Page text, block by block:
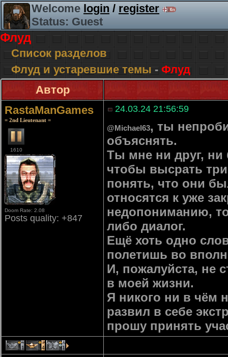
Welcome login/register
Status: Guest
Флуд
Список разделов
Флуд и устаревшие темы- Флуд
Автор
RastaManGames
= 2nd Lieutenant =
1610
Doom Rate: 2.08
Posts quality: +847
24.03.24 21:56:59
@Michael63, ты
объяснять.
Ты мне ни друг, ни
чтобы высрать
понять, что они
относятся к уже
недопониманию,
либо диалог.
Ещё хоть одно
полетишь во
И, пожалуйста, не
в моей жизни.
Я никого ни в чём
развил в себе
прошу принять
1 4 1